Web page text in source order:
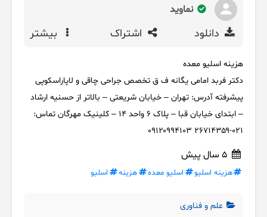
نماوید
دانلود اشتراک بیشتر
هزینه اسلیو معده
دکتر فربد امامی یگانه ف ق تخصص جراحی چاقی و لاپاراسکوپی
پیشرفته آدرس: تهران – خیابان شریعتی – بالاتر از حسنیه ارشاد
– ابتدای خیابان قبا – پلاک ۶ واحد ۱۴ – کلینیک مهرگان تماس:
۰۲۱-۲۶۷۱۴۳۵۹ ۰۹۱۲۰۹۹۴۱۰۳
هزینه اسلیو اسلیو معده هزینه اسلیو
علم و فناوری